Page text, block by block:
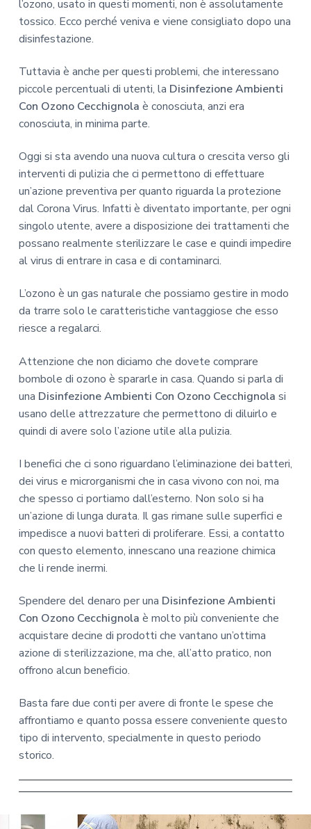
l’ozono, usato in questi momenti, non è assolutamente
tossico. Ecco perché veniva e viene consigliato dopo una
disinfestazione.
Tuttavia è anche per questi problemi, che interessano
piccole percentuali di utenti, la Disinfezione Ambienti
Con Ozono Cecchignola è conosciuta, anzi era
conosciuta, in minima parte.
Oggi si sta avendo una nuova cultura o crescita verso gli
interventi di pulizia che ci permettono di effettuare
un’azione preventiva per quanto riguarda la protezione
dal Corona Virus. Infatti è diventato importante, per ogni
singolo utente, avere a disposizione dei trattamenti che
possano realmente sterilizzare le case e quindi impedire
al virus di entrare in casa e di contaminarci.
L’ozono è un gas naturale che possiamo gestire in modo
da trarre solo le caratteristiche vantaggiose che esso
riesce a regalarci.
Attenzione che non diciamo che dovete comprare
bombole di ozono è spararle in casa. Quando si parla di
una Disinfezione Ambienti Con Ozono Cecchignola si
usano delle attrezzature che permettono di diluirlo e
quindi di avere solo l’azione utile alla pulizia.
I benefici che ci sono riguardano l’eliminazione dei batteri,
dei virus e microrganismi che in casa vivono con noi, ma
che spesso ci portiamo dall’esterno. Non solo si ha
un’azione di lunga durata. Il gas rimane sulle superfici e
impedisce a nuovi batteri di proliferare. Essi, a contatto
con questo elemento, innescano una reazione chimica
che li rende inermi.
Spendere del denaro per una Disinfezione Ambienti
Con Ozono Cecchignola è molto più conveniente che
acquistare decine di prodotti che vantano un’ottima
azione di sterilizzazione, ma che, all’atto pratico, non
offrono alcun beneficio.
Basta fare due conti per avere di fronte le spese che
affrontiamo e quanto possa essere conveniente questo
tipo di intervento, specialmente in questo periodo
storico.